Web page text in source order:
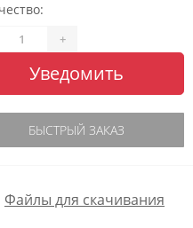
+
Уведомить
БЫСТРЫЙ ЗАКАЗ
Файлы для скачивания